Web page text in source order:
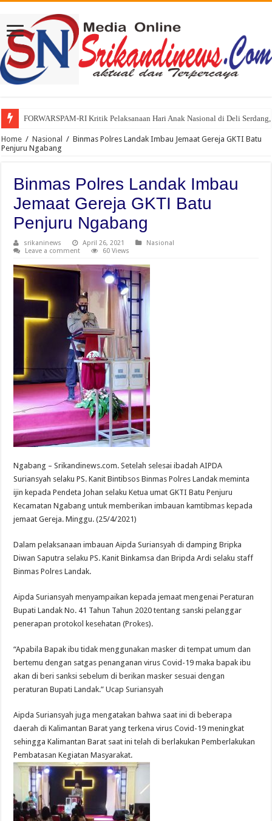
FORWARSPAM-RI Kritik Pelaksanaan Hari Anak Nasional di Deli
Home / Nasional / Binmas Polres Landak Imbau Jemaat Gereja GKTI Batu
Penjuru Ngabang
Binmas Polres Landak Imbau
Jemaat Gereja GKTI Batu
Penjuru Ngabang
srikaninews April 26, 2021
Nasional
Leave a comment
60 Views
Ngabang – Srikandinews.com. Setelah selesai ibadah AIPDA
Suriansyah selaku PS. Kanit Bintibsos Binmas Polres Landak meminta
ijin kepada Pendeta Johan selaku Ketua umat GKTI Batu Penjuru
Kecamatan Ngabang untuk memberikan imbauan kamtibmas kepada
jemaat Gereja. Minggu. (25/4/2021)
Dalam pelaksanaan imbauan Aipda Suriansyah di damping Bripka
Diwan Saputra selaku PS. Kanit Binkamsa dan Bripda Ardi selaku staff
Binmas Polres Landak.
Aipda Suriansyah menyampaikan kepada jemaat mengenai Peraturan
Bupati Landak No. 41 Tahun Tahun 2020 tentang sanski pelanggar
penerapan protokol kesehatan (Prokes).
“Apabila Bapak ibu tidak menggunakan masker di tempat umum dan
bertemu dengan satgas penanganan virus Covid-19 maka bapak ibu
akan di beri sanksi sebelum di berikan masker sesuai dengan
peraturan Bupati Landak.” Ucap Suriansyah
Aipda Suriansyah juga mengatakan bahwa saat ini di beberapa
daerah di Kalimantan Barat yang terkena virus Covid-19 meningkat
sehingga Kalimantan Barat saat ini telah di berlakukan Pemberlakukan
Pembatasan Kegiatan Masyarakat.